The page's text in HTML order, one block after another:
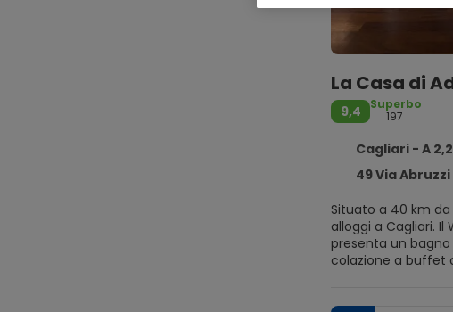
La Casa di
9,4
Superbo
197
Cagliari - A
49 Via Abruzzi
Situato a 40 km da
alloggi a Cagliari. Il
presenta un bagno
colazione a buffet o italiana. Area Archeologica di Nora è a 40 km da La Casa di Adele